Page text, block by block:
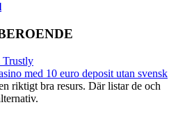
med 10 euro deposit utan svensk
riktigt bra resurs. Där listar de och